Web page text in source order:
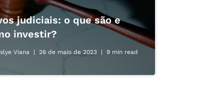
judiciais: o que são e
investir?
Viana 26 de maio de 2023 9 min read